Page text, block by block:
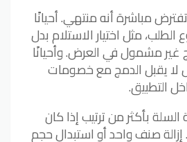
مباشرة أنه منتهي. أحيانًا
مثل اختيار الاستلام بدل
غير مشمول في العرض. وأحيانًا
لا يقبل الدمج مع خصومات
التطبيق.
بأكثر من ترتيب إذا كان
صنف واحد أو استبدال حجم